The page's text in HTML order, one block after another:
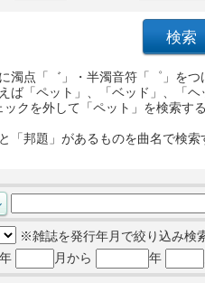
濁点「゛」・半濁音符「゜」を
ば「ペット」、「ベッド」、「
ックを外して「ペット」を検索
「邦題」があるものを曲名で検
※雑誌を発行年月で絞り込み検
年
月から 年